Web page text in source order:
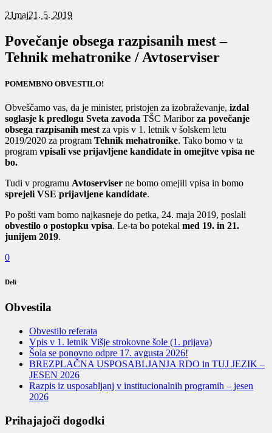
21maj21. 5. 2019
Povečanje obsega razpisanih mest –
Tehnik mehatronike / Avtoserviser
POMEMBNO OBVESTILO!
Obveščamo vas, da je minister, pristojen za izobraževanje, izdal
soglasje k predlogu Sveta zavoda TŠC Mariborza povečanje
obsega razpisanih mest za vpis v 1. letnik v šolskem letu
2019/2020 za program Tehnik mehatronike. Tako bomo v ta
program vpisali vse prijavljene kandidate in omejitve vpisa ne
bo.
Tudi v programu Avtoserviser ne bomo omejili vpisa in bomo
sprejeli VSE prijavljene kandidate.
Po pošti vam bomo najkasneje do petka, 24. maja 2019, poslali
obvestilo o postopku vpisa. Le-ta bo potekal med 19. in 21.
junijem 2019.
0
Deli
Obvestila
Obvestilo referata
Vpis v 1. letnik Višje strokovne šole (1. prijava)
Šola se ponovno odpre 17. avgusta 2026!
BREZPLAČNA USPOSABLJANJA RDO in TUJ JEZIK –
JESEN 2026
Razpis iz usposabljanj v institucionalnih programih – jesen
2026
Prihajajoči dogodki